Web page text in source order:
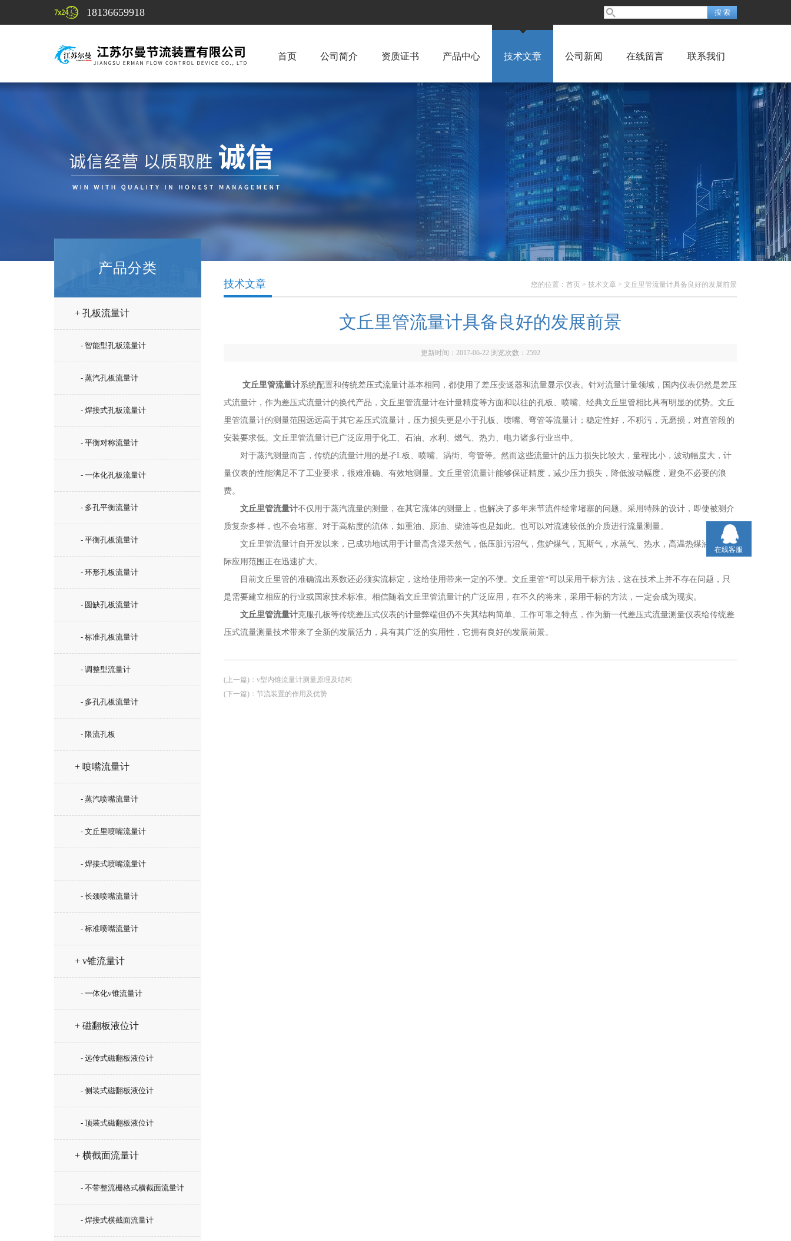
18136659918
首页 公司简介 资质证书 产品中心 技术文章 公司新闻 在线留言 联系我们
产品分类
+ 孔板流量计
- 智能型孔板流量计
- 蒸汽孔板流量计
- 焊接式孔板流量计
- 平衡对称流量计
- 一体化孔板流量计
- 多孔平衡流量计
- 平衡孔板流量计
- 环形孔板流量计
- 圆缺孔板流量计
- 标准孔板流量计
- 调整型流量计
- 多孔孔板流量计
- 限流孔板
+ 喷嘴流量计
- 蒸汽喷嘴流量计
- 文丘里喷嘴流量计
- 焊接式喷嘴流量计
- 长颈喷嘴流量计
- 标准喷嘴流量计
+ v锥流量计
- 一体化v锥流量计
+ 磁翻板液位计
- 远传式磁翻板液位计
- 侧装式磁翻板液位计
- 顶装式磁翻板液位计
+ 横截面流量计
- 不带整流栅格式横截面流量计
- 焊接式横截面流量计
您的位置： 首页 > 技术文章 > 文丘里管流量计具备良好的发展前景
技术文章
文丘里管流量计具备良好的发展前景
更新时间：2017-06-22 浏览次数： 2592
文丘里管流量计系统配置和传统差压式流量计基本相同，都使用了差压变送器和流量显示仪表。针对流量计量领域，国内仪表仍然是差压
式流量计，作为差压式流量计的换代产品，文丘里管流量计在计量精度等方面和以往的孔板、喷嘴、经典文丘里管相比具有明显的优势。文丘
里管流量计的测量范围远远高于其它差压式流量计，压力损失更是小于孔板、喷嘴、弯管等流量计；稳定性好，不积污，无磨损，对直管段的
安装要求低。文丘里管流量计已广泛应用于化工、石油、水利、燃气、热力、电力诸多行业当中。
对于蒸汽测量而言，传统的流量计用的是孑L板、喷嘴、涡街、弯管等。然而这些流量计的压力损失比较大，量程比小，波动幅度大，计
量仪表的性能满足不了工业要求，很难准确、有效地测量。文丘里管流量计能够保证精度，减少压力损失，降低波动幅度，避免不必要的浪
费。
文丘里管流量计不仅用于蒸汽流量的测量，在其它流体的测量上，也解决了多年来节流件经常堵塞的问题。采用特殊的设计，即使被测介
质复杂多样，也不会堵塞。对于高粘度的流体，如重油、原油、柴油等也是如此。也可以对流速较低的介质进行流量测量。
文丘里管流量计自开发以来，已成功地试用于计量高含湿天然气，低压脏污沼气，焦炉煤气，瓦斯气，水蒸气、热水，高温热煤油等，实
际应用范围正在迅速扩大。
目前文丘里管的准确流出系数还必须实流标定，这给使用带来一定的不便。文丘里管*可以采用干标方法，这在技术上并不存在问题，只
是需要建立相应的行业或国家技术标准。相信随着文丘里管流量计的广泛应用，在不久的将来，采用干标的方法，一定会成为现实。
文丘里管流量计克服孔板等传统差压式仪表的计量弊端但仍不失其结构简单、工作可靠之特点，作为新一代差压式流量测量仪表给传统差
压式流量测量技术带来了全新的发展活力，具有其广泛的实用性，它拥有良好的发展前景。
(上一篇) ： v型内锥流量计测量原理及结构
(下一篇) ： 节流装置的作用及优势
在线客服